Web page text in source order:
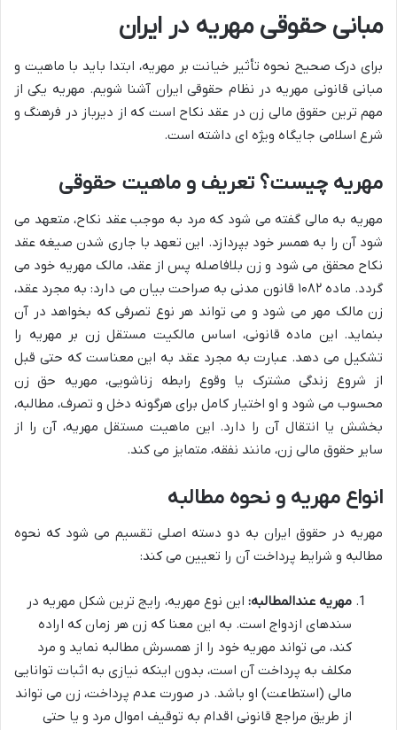
مبانی حقوقی مهریه در ایران
برای درک صحیح نحوه تأثیر خیانت بر مهریه، ابتدا باید با ماهیت و
مبانی قانونی مهریه در نظام حقوقی ایران آشنا شویم. مهریه یکی از
مهم ترین حقوق مالی زن در عقد نکاح است که از دیرباز در فرهنگ و
شرع اسلامی جایگاه ویژه ای داشته است.
مهریه چیست؟ تعریف و ماهیت حقوقی
مهریه به مالی گفته می شود که مرد به موجب عقد نکاح، متعهد می
شود آن را به همسر خود بپردازد. این تعهد با جاری شدن صیغه عقد
نکاح محقق می شود و زن بلافاصله پس از عقد، مالک مهریه خود می
گردد. ماده ۱۰۸۲ قانون مدنی به صراحت بیان می دارد: به مجرد عقد،
زن مالک مهر می شود و می تواند هر نوع تصرفی که بخواهد در آن
بنماید. این ماده قانونی، اساس مالکیت مستقل زن بر مهریه را
تشکیل می دهد. عبارت به مجرد عقد به این معناست که حتی قبل
از شروع زندگی مشترک یا وقوع رابطه زناشویی، مهریه حق زن
محسوب می شود و او اختیار کامل برای هرگونه دخل و تصرف، مطالبه،
بخشش یا انتقال آن را دارد. این ماهیت مستقل مهریه، آن را از
سایر حقوق مالی زن، مانند نفقه، متمایز می کند.
انواع مهریه و نحوه مطالبه
مهریه در حقوق ایران به دو دسته اصلی تقسیم می شود که نحوه
مطالبه و شرایط پرداخت آن را تعیین می کند:
مهریه عندالمطالبه: این نوع مهریه، رایج ترین شکل مهریه در
سندهای ازدواج است. به این معنا که زن هر زمان که اراده
کند، می تواند مهریه خود را از همسرش مطالبه نماید و مرد
مکلف به پرداخت آن است، بدون اینکه نیازی به اثبات توانایی
مالی (استطاعت) او باشد. در صورت عدم پرداخت، زن می تواند
از طریق مراجع قانونی اقدام به توقیف اموال مرد و یا حتی